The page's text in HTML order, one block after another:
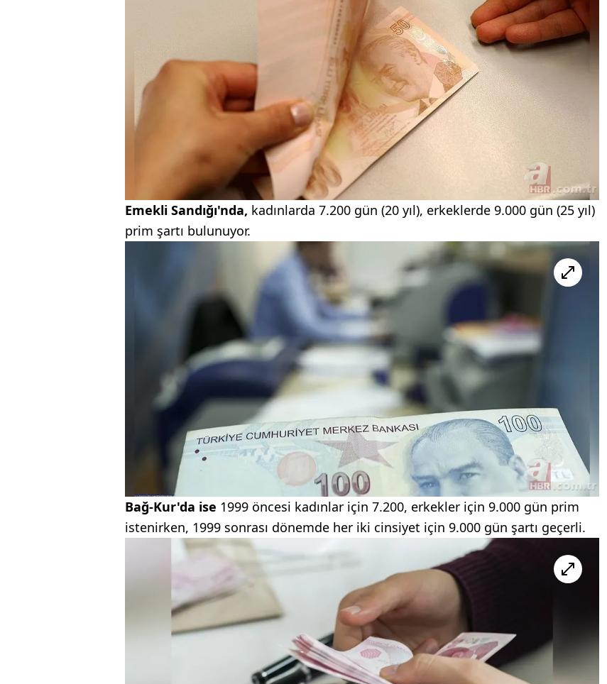
Emekli Sandığı'nda, kadınlarda 7.200 gün (20 yıl), erkeklerde 9.000 gün (25 yıl)
prim şartı bulunuyor.
Bağ-Kur'da ise 1999 öncesi kadınlar için 7.200, erkekler için 9.000 gün prim
istenirken, 1999 sonrası dönemde her iki cinsiyet için 9.000 gün şartı geçerli.